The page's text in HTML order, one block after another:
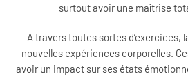
surtout avoir une maîtrise
A travers toutes sortes d’exercices,
nouvelles expériences corporelles.
avoir un impact sur ses états